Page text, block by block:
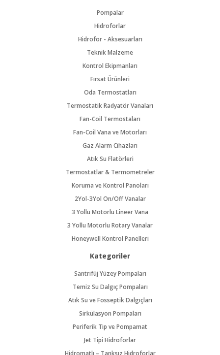
Pompalar
Hidroforlar
Hidrofor - Aksesuarları
Teknik Malzeme
Kontrol Ekipmanları
Fırsat Ürünleri
Oda Termostatları
Termostatik Radyatör Vanaları
Fan-Coil Termostaları
Fan-Coil Vana ve Motorları
Gaz Alarm Cihazları
Atık Su Flatörleri
Termostatlar & Termometreler
Koruma ve Kontrol Panoları
2Yol-3Yol On/Off Vanalar
3 Yollu Motorlu Lineer Vana
3 Yollu Motorlu Rotary Vanalar
Honeywell Kontrol Panelleri
Kategoriler
Santrifüj Yüzey Pompaları
Temiz Su Dalgıç Pompaları
Atık Su ve Fosseptik Dalgıçları
Sirkülasyon Pompaları
Periferik Tip ve Pompamat
Jet Tipi Hidroforlar
Hidromatlı – Tanksız Hidroforlar